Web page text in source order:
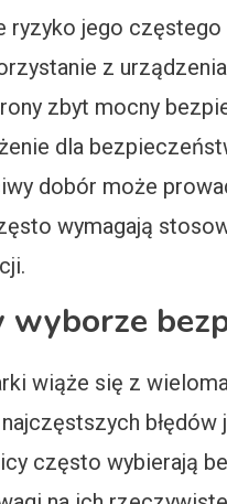
ryzyko jego częstego
z
zbyt mocny
dla
dobór może
wymagają
wyborze
wiąże się z
często wybierają